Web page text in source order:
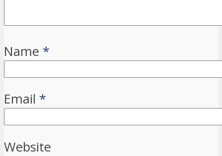
Name *
Email *
Website